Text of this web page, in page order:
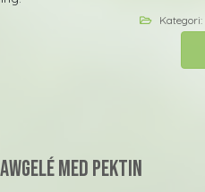
Kategori:
med pektin